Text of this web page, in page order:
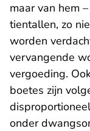
maar van hem
tientallen, zo
worden
vervangende
vergoeding.
boetes zijn
onder